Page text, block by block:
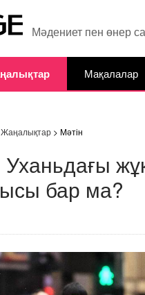
Мәдениет пен өнер
Мақалалар
Жаңалықтар> Мәтін
бар ма?